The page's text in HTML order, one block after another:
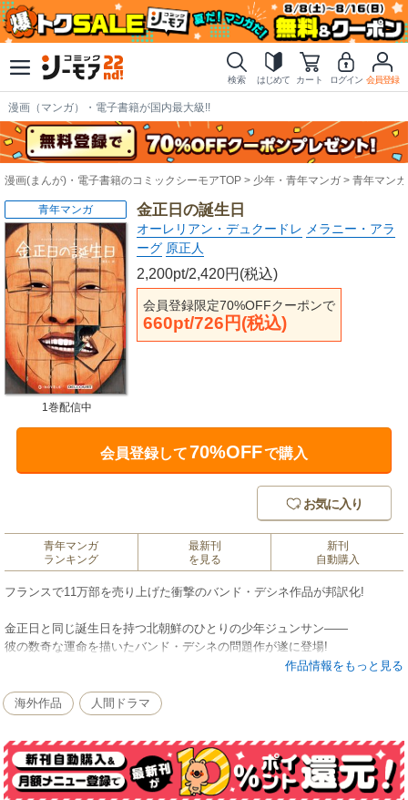
検索 はじめて カート ログイン 会員登録
漫画（マンガ）・電子書籍が国内最大級!!
漫画(まんが)・電子書籍のコミックシーモアTOP 少年・青年マンガ 青年マンガ
金正日の誕生日
オーレリアン・デュクードレ メラニー・アラ
ーグ 原正人
2,200pt/2,420円(税込)
会員登録限定70%OFFクーポンで
660pt/726円(税込)
青年マンガ
1巻配信中
会員登録して70%OFFで購入
お気に入り
青年マンガ
ランキング
最新刊
を見る
新刊
自動購入
フランスで11万部を売り上げた衝撃のバンド・デシネ作品が邦訳化!
金正日と同じ誕生日を持つ北朝鮮のひとりの少年ジュンサン――
彼の数奇な運命を描いたバンド・デシネの問題作が遂に登場!
ジュンサンは北朝鮮の小学校に通う8歳の少年。彼の自慢は、国家主席、金
ンイル)と同じ日に生まれたこと。生活は楽ではないが、優しい父母や姉に
囲まれ、健やかに成長し、いずれお国のために役に立つことを夢見なが
ことがあるとすれば、それは国を裏切ること。ある日、父方の祖父母が脱
北者らしいと知った彼は、そのことにひどくうろたえる。
やがて、金日成が亡くなり、金正日が最高指導者の地位を受け継ぐ。食料
作品情報をもっと見る
海外作品 人間ドラマ